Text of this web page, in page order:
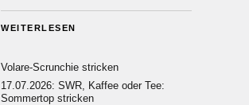
WEITERLESEN
Volare-Scrunchie stricken
17.07.2026: SWR, Kaffee oder Tee:
Sommertop stricken